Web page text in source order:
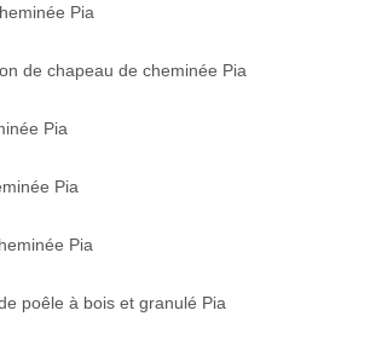
Pia
de chapeau de cheminée Pia
Pia
Pia
Pia
poêle à bois et granulé Pia